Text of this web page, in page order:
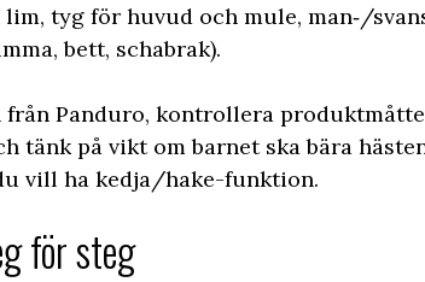
tyg för huvud och mule, man‑/
bett, schabrak).
från Panduro, kontrollera
tänk på vikt om barnet ska bära
vill ha kedja/hake-funktion.
för steg